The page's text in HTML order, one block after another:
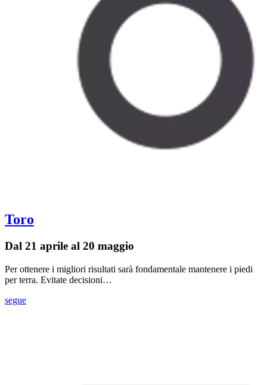
Toro
Dal 21 aprile al 20 maggio
Per ottenere i migliori risultati sarà fondamentale mantenere i piedi
per terra. Evitate decisioni…
segue